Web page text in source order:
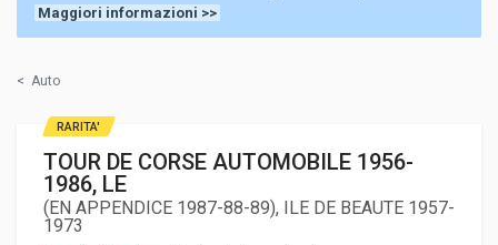
Maggiori informazioni >>
< Auto
TOUR DE CORSE AUTOMOBILE 1956-
1986, LE
(EN APPENDICE 1987-88-89), ILE DE BEAUTE 1957-
1973
RARITA'